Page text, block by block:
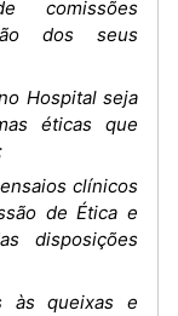
comissões
dos seus
Hospital seja
éticas que
clínicos
de Ética e
disposições
às queixas e